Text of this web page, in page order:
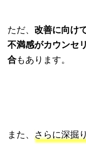
ただ、 改善に向け
不満感がカウンセ
合もあります。
また、 さらに深掘